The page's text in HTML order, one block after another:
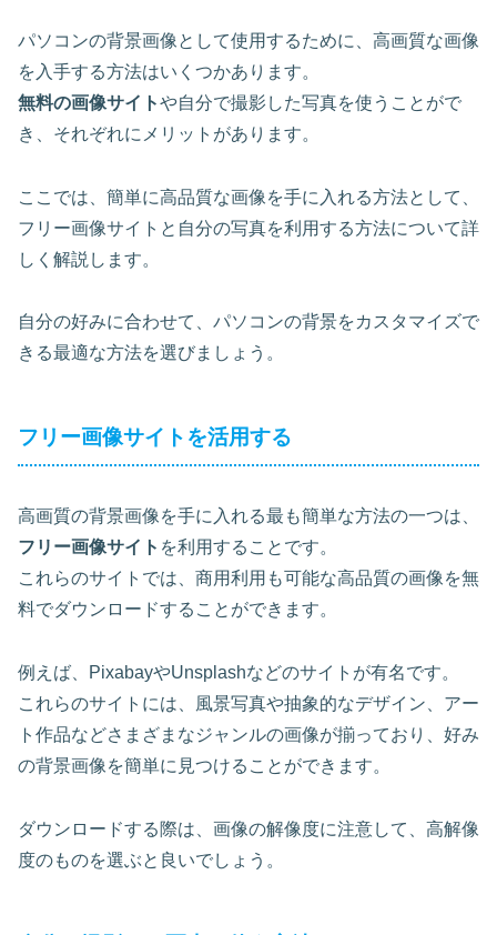
パソコンの背景画像として使用するために、高画質な画像
を入手する方法はいくつかあります。
無料の画像サイトや自分で撮影した写真を使うことがで
き、それぞれにメリットがあります。
ここでは、簡単に高品質な画像を手に入れる方法として、
フリー画像サイトと自分の写真を利用する方法について詳
しく解説します。
自分の好みに合わせて、パソコンの背景をカスタマイズで
きる最適な方法を選びましょう。
フリー画像サイトを活用する
高画質の背景画像を手に入れる最も簡単な方法の一つは、
フリー画像サイト を利用することです。
これらのサイトでは、商用利用も可能な高品質の画像を無
料でダウンロードすることができます。
例えば、 PixabayやUnsplashなどのサイトが有名です。
これらのサイトには、風景写真や抽象的なデザイン、アー
ト作品などさまざまなジャンルの画像が揃っており、好み
の背景画像を簡単に見つけることができます。
ダウンロードする際は、画像の解像度に注意して、高解像
度のものを選ぶと良いでしょう。